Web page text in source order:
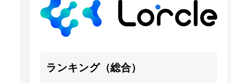
ランキング（総合）